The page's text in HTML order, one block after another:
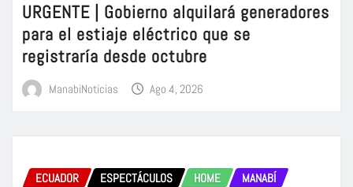
URGENTE | Gobierno alquilará generadores
para el estiaje eléctrico que se
registraría desde octubre
ManabiNoticias Ago 4, 2026
ECUADOR ESPECTÁCULOS HOME MANABÍ